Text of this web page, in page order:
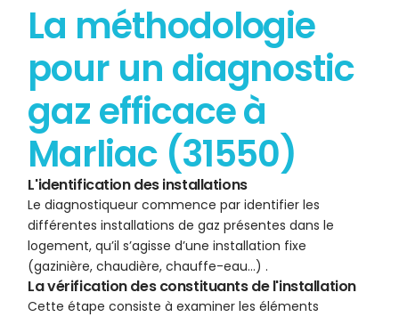
La méthodologie
pour un diagnostic
gaz efficace à
Marliac (31550)
L'identification des installations
Le diagnostiqueur commence par identifier les
différentes installations de gaz présentes dans le
logement, qu’il s’agisse d’une installation fixe
(gazinière, chaudière, chauffe-eau…) .
La vérification des constituants de l'installation
Cette étape consiste à examiner les éléments